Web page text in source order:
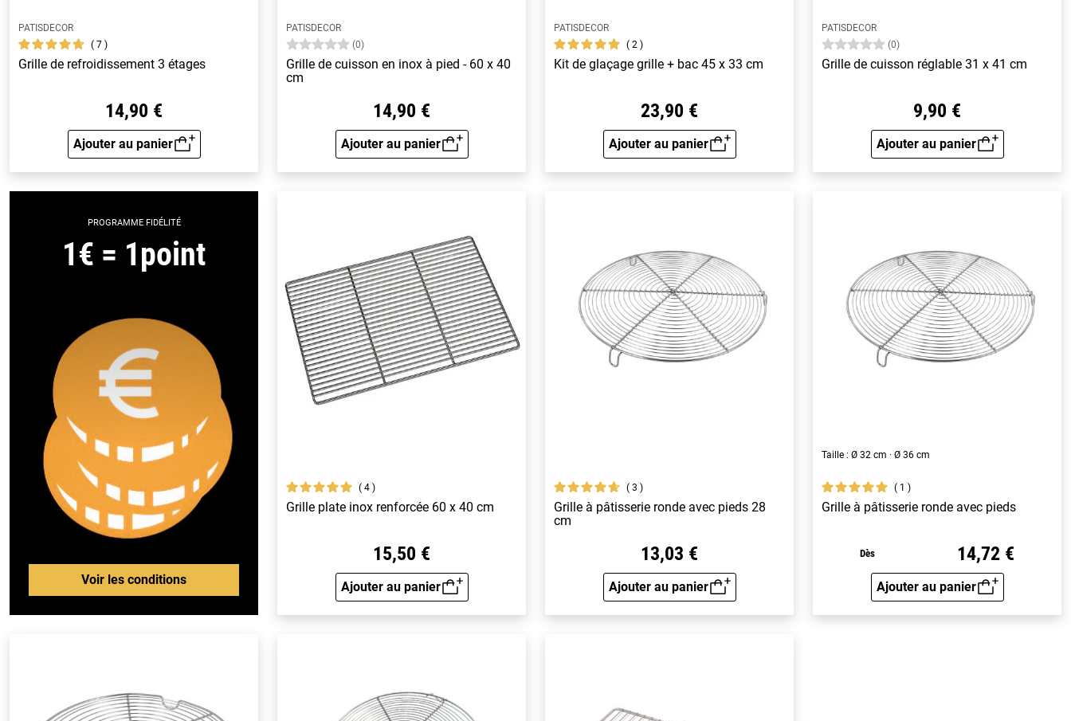
PATISDECOR
7
Grille de refroidissement 3 étages
14,90 €
Ajouter au panier
Aperçu rapide
PATISDECOR
(0)
Grille de cuisson en inox à pied - 60 x 40
cm
14,90 €
Ajouter au panier
Aperçu rapide
PATISDECOR
2
Kit de glaçage grille + bac 45 x 33 cm
23,90 €
Ajouter au panier
Aperçu rapide
PATISDECOR
(0)
Grille de cuisson réglable 31 x 41 cm
9,90 €
Ajouter au panier
Aperçu rapide
PROGRAMME FIDÉLITÉ
1€ = 1point
Voir les conditions
4
Grille plate inox renforcée 60 x 40 cm
15,50 €
Ajouter au panier
Aperçu rapide
3
Grille à pâtisserie ronde avec pieds 28
cm
13,03 €
Ajouter au panier
Aperçu rapide
Taille : Ø 32 cm · Ø 36 cm
1
Grille à pâtisserie ronde avec pieds
Dès 14,72 €
Ajouter au panier
Aperçu rapide